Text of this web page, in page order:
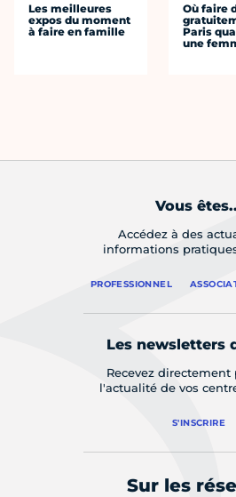
Les meilleures
expos du moment
à faire en famille
Où faire
Paris
une
Vous
Accédez à des
informations
PROFESSIONNEL
Les newsletters
Recevez directement
l'actualité de vos
S'INSCRIRE
Sur les